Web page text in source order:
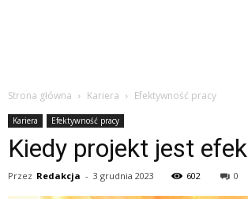
Strona główna Kariera Efektywność pracy
Kariera Efektywność pracy
Kiedy projekt jest
Przez Redakcja - 3 grudnia 2023 602 0